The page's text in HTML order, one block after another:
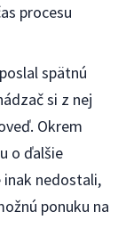
procesu
spätnú
si z nej
Okrem
o ďalšie
nedostali,
ponuku na